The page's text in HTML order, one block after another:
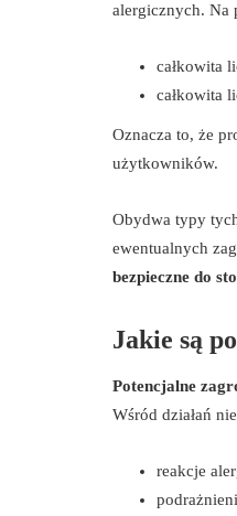
alergicznych. Na
całkowita
całkowita
Oznacza to, że
użytkowników.
Obydwa typy
ewentualnych
bezpieczne do
Jakie są
Potencjalne
Wśród działań
reakcje